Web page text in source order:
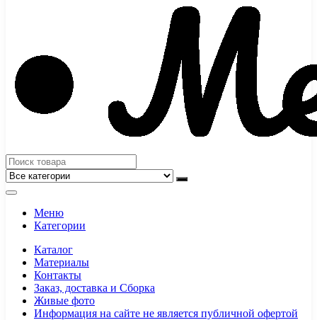
Меню
Категории
Каталог
Материалы
Контакты
Заказ, доставка и Сборка
Живые фото
Информация на сайте не является публичной офертой